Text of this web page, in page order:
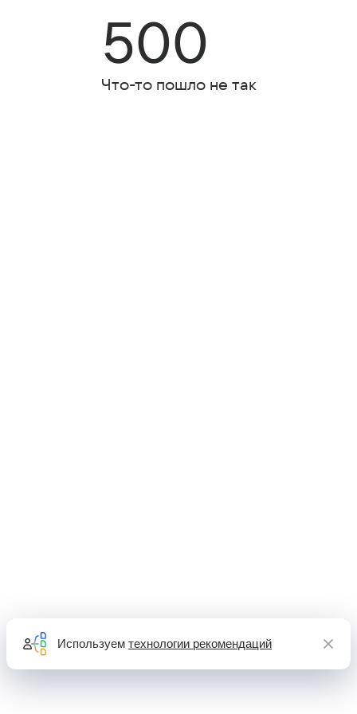
500
Что-то пошло не так
Используем технологии рекомендаций